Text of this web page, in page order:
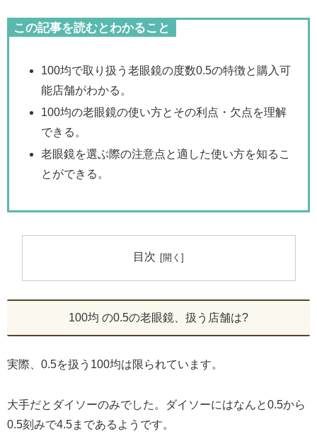
この記事を読むとわかること
100均で取り扱う老眼鏡の度数0.5の特徴と購入可
能店舗がわかる。
100均の老眼鏡の使い方とその利点・欠点を理解
できる。
老眼鏡を選ぶ際の注意点と適した使い方を知るこ
とができる。
目次
100均 の0.5の老眼鏡、扱う店舗は?
実際、0.5を扱う100均は限られています。
大手だとダイソーのみでした。ダイソーにはなんと0.5から
0.5刻みで4.5まであるようです。